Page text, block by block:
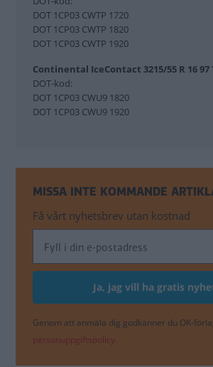
DOT 1CP03 CWTP 1720
DOT 1CP03 CWTP 1820
DOT 1CP03 CWTP 1920
Continental IceContact 3215/55 R 16 97
DOT-kod:
DOT 1CP03 CWU9 1820
DOT 1CP03 CWU9 1920
MISSA INTE KOMMANDE
Få vårt nyhetsbrev utan kostnad
Genom att anmäla dig godkänner du OK-
personuppgiftspolicy.